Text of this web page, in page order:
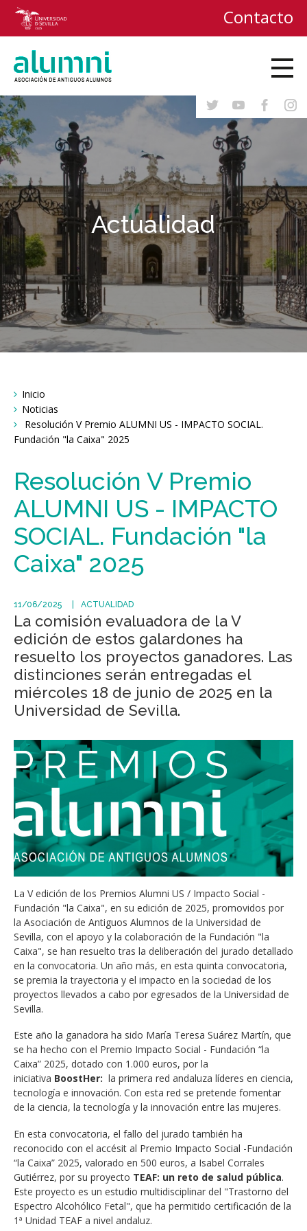
Contacto
Actualidad
Breadcrumbs
You
are
here:
Inicio
Noticias
Resolución V Premio ALUMNI US - IMPACTO SOCIAL.
Fundación "la Caixa" 2025
Resolución V Premio
ALUMNI US - IMPACTO
SOCIAL. Fundación "la
Caixa" 2025
11/06/2025 ACTUALIDAD
La comisión evaluadora de la V
edición de estos galardones ha
resuelto los proyectos ganadores. Las
distinciones serán entregadas el
miércoles 18 de junio de 2025 en la
Universidad de Sevilla.
La V edición de los Premios Alumni US / Impacto Social -
Fundación "la Caixa", en su edición de 2025, promovidos por
la Asociación de Antiguos Alumnos de la Universidad de
Sevilla, con el apoyo y la colaboración de la Fundación "la
Caixa", se han resuelto tras la deliberación del jurado detallado
en la convocatoria. Un año más, en esta quinta convocatoria,
se premia la trayectoria y el impacto en la sociedad de los
proyectos llevados a cabo por egresados de la Universidad de
Sevilla.
Este año la ganadora ha sido María Teresa Suárez Martín, que
se ha hecho con el Premio Impacto Social - Fundación “la
Caixa” 2025, dotado con 1.000 euros, por la
iniciativa BoostHer: la primera red andaluza líderes en ciencia,
tecnología e innovación. Con esta red se pretende fomentar
de la ciencia, la tecnología y la innovación entre las mujeres.
En esta convocatoria, el fallo del jurado también ha
reconocido con el accésit al Premio Impacto Social -Fundación
“la Caixa” 2025, valorado en 500 euros, a Isabel Corrales
Gutiérrez, por su proyecto TEAF: un reto de salud pública.
Este proyecto es un estudio multidisciplinar del "Trastorno del
Espectro Alcohólico Fetal", que ha permitido certificación de la
1ª Unidad TEAF a nivel andaluz.